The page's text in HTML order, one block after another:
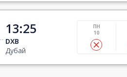
13:25
DXB
Дубай
ПН
10